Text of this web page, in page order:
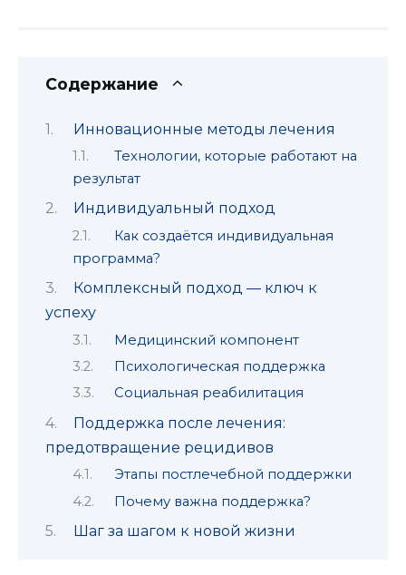
Содержание
Инновационные методы лечения
Технологии, которые работают на
результат
Индивидуальный подход
Как создаётся индивидуальная
программа?
Комплексный подход — ключ к
успеху
Медицинский компонент
Психологическая поддержка
Социальная реабилитация
Поддержка после лечения:
предотвращение рецидивов
Этапы постлечебной поддержки
Почему важна поддержка?
Шаг за шагом к новой жизни